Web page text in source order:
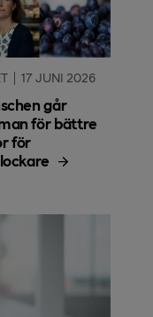
17 JUNI 2026
går
för bättre
för